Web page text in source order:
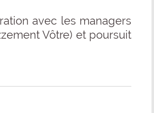
avec les managers
Vôtre) et poursuit